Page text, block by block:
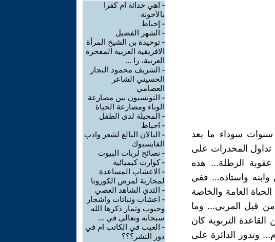
سنوات سوداء ما بعد
تداول المخدرات على
عقوبة الزطلة... هذه
وابنه واستاذه... ففي
العامة والخاصة
من قبل المربي... وما
التربوية كان
وتدور الدائرة على
- اهي حداثة ام كفرا
بالأخونة
- إحباط
- الشهر الفضيل
- توحيدة بن الشيخ المرأة
الافريقية العربية المفخرة
العربية، را ...
- الشريف محمود النجار
الحسيني الشاعر
العصامي
- التونسيون بين مصارعة
الوباء ومصارعة الحياة
- المخيلة لدى الطفل
- احباط
- البالان البالع لشعر وادب
الفايسبوك
- نصائح لربات البيوت
-كوارث كيميائية
- الاعشاب المساعدة
لمحاربة لمرض الكورونا
- الثدي الشاهد العصي
- اعشاب ونباتات واشجار
وحبوب وثمار ذكرها الله
سبحانه وتعالى في ...
- العيب في الكاتب ام في
دور النشر؟؟؟